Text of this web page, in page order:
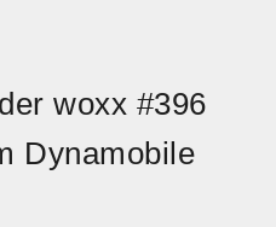
woxx #396
Dynamobile